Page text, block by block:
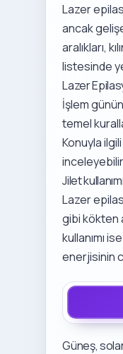
Lazer
ancak
aralıkları,
listesinde
Lazer
İşlem
temel
Konuyla
Jilet
Lazer
gibi kökten
kullanımı
enerjisinin
Güneş,